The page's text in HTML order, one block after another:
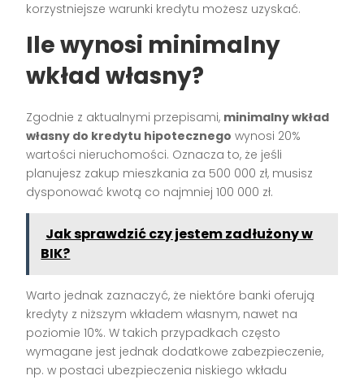
korzystniejsze warunki kredytu możesz uzyskać.
Ile wynosi minimalny
wkład własny?
Zgodnie z aktualnymi przepisami, minimalny wkład
własny do kredytu hipotecznego wynosi 20%
wartości nieruchomości. Oznacza to, że jeśli
planujesz zakup mieszkania za 500 000 zł, musisz
dysponować kwotą co najmniej 100 000 zł.
Jak sprawdzić czy jestem zadłużony w
BIK?
Warto jednak zaznaczyć, że niektóre banki oferują
kredyty z niższym wkładem własnym, nawet na
poziomie 10%. W takich przypadkach często
wymagane jest jednak dodatkowe zabezpieczenie,
np. w postaci ubezpieczenia niskiego wkładu